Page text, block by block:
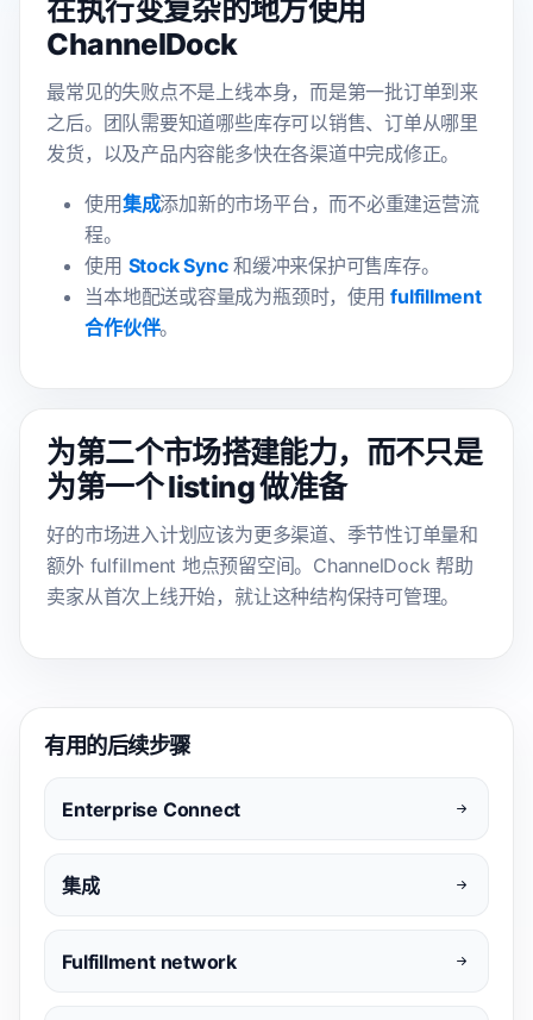
在执行变复杂的地方使用
ChannelDock
最常见的失败点不是上线本身，而是第一批订单到来
之后。团队需要知道哪些库存可以销售、订单从哪里
发货，以及产品内容能多快在各渠道中完成修正。
使用集成添加新的市场平台，而不必重建运营流
程。
使用 Stock Sync和缓冲来保护可售库存。
当本地配送或容量成为瓶颈时，使用fulfillment
合作伙伴。
为第二个市场搭建能力，而不只是
为第一个 listing 做准备
好的市场进入计划应该为更多渠道、季节性订单量和
额外 fulfillment 地点预留空间。ChannelDock 帮助
卖家从首次上线开始，就让这种结构保持可管理。
有用的后续步骤
Enterprise Connect
集成
Fulfillment network